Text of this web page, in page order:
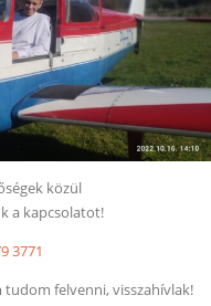
közül
a kapcsolatot!
3771
felvenni, visszahívlak!